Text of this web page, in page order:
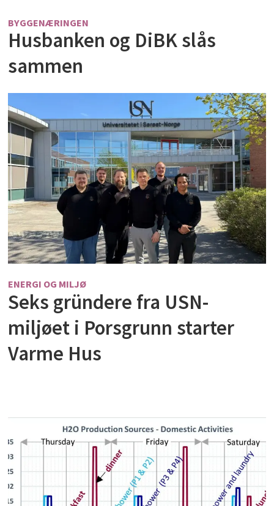
BYGGENÆRINGEN
Husbanken og DiBK slås
sammen
ENERGI OG MILJØ
Seks gründere fra USN-
miljøet i Porsgrunn starter
Varme Hus